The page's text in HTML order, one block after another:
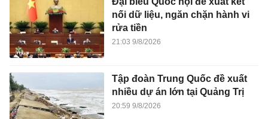
nối dữ liệu, ngăn chặn hành vi
rửa tiền
21:03 9/8/2026
Tập đoàn Trung Quốc đề xuất
nhiều dự án lớn tại Quảng Trị
20:59 9/8/2026